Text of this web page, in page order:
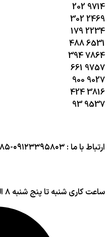
9714
202
2469
302
2234
179
6531
488
7864
394
9757
661
9027
900
3816
424
9537
93
ارتباط با ما : ۰۹۱۲۳۳۹۵۸۰۳-۰۹۱۲۸۴۸۲۹۸۵
ساعت کاری شنبه تا پنج شنبه ۸ الی 20